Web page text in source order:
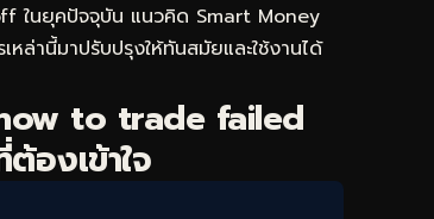
ในยุคปัจจุบัน แนวคิด Smart Money
ล่านี้มาปรับปรุงให้ทันสมัยและใช้งานได้
to trade failed
องเข้าใจ